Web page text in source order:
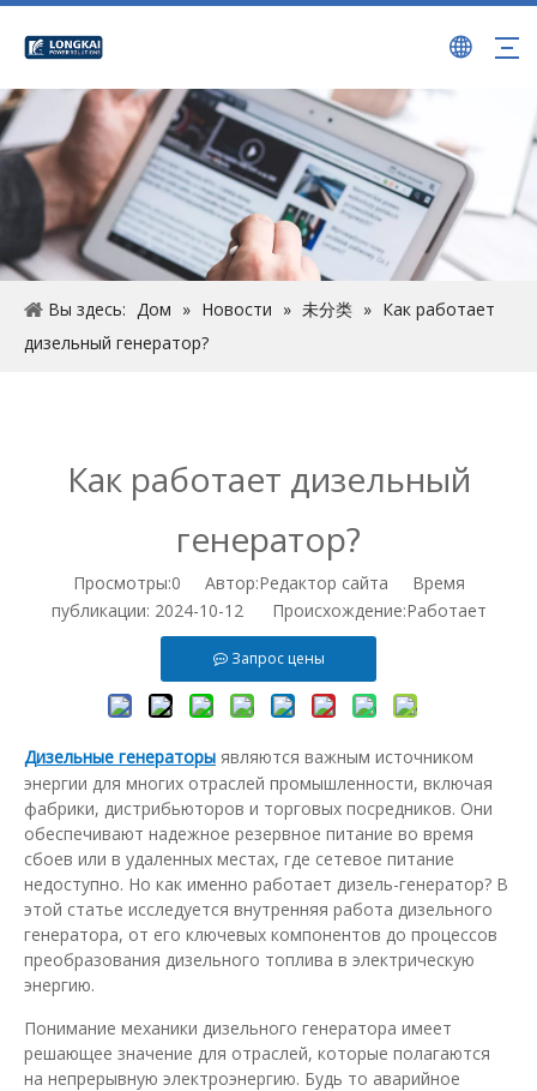
Вы здесь: Дом » Новости » 未分类 » Как работает
дизельный генератор?
Как работает дизельный
генератор?
Просмотры:0 Автор:Pедактор сайта Время
публикации: 2024-10-12 Происхождение:Работает
Запрос цены
Дизельные генераторы являются важным источником
энергии для многих отраслей промышленности, включая
фабрики, дистрибьюторов и торговых посредников. Они
обеспечивают надежное резервное питание во время
сбоев или в удаленных местах, где сетевое питание
недоступно. Но как именно работает дизель-генератор? В
этой статье исследуется внутренняя работа дизельного
генератора, от его ключевых компонентов до процессов
преобразования дизельного топлива в электрическую
энергию.
Понимание механики дизельного генератора имеет
решающее значение для отраслей, которые полагаются
на непрерывную электроэнергию. Будь то аварийное